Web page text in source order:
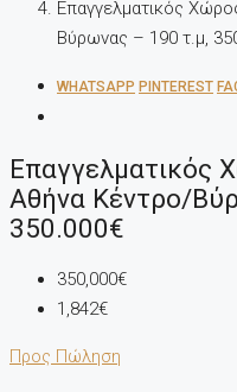
Επαγγελματικός
Βύρωνας – 190 τ.μ,
WHATSAPP PINTEREST
Επαγγελματικός
Αθήνα Κέντρο/
350.000€
350,000€
1,842€
Προς Πώληση